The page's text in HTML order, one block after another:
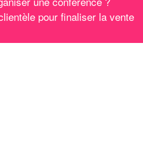
pour finaliser la vente